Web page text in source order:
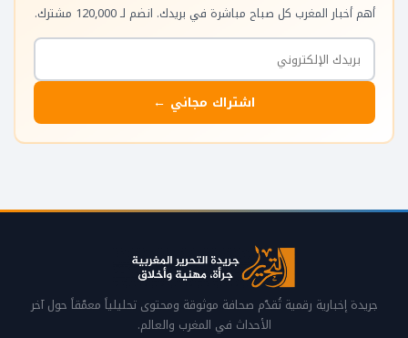
أهم أخبار المغرب كل صباح مباشرة في بريدك. انضم لـ 120,000 مشترك.
اشتراك مجاني ←
جريدة إخبارية رقمية تُقدّم صحافة موثوقة ومحتوى تحليلياً معمّقاً حول آخر
الأحداث في المغرب والعالم.